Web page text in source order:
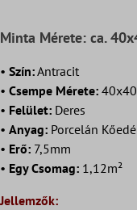
Minta Mérete: ca.
• Szín:Antracit
• Csempe Mérete:
• Felület: Deres
• Anyag: Porcelán
• Erő: 7,5mm
• Egy Csomag: 1,12m²
Jellemzők: